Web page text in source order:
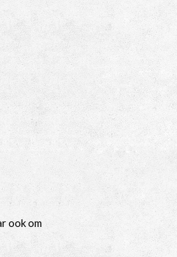
ook om